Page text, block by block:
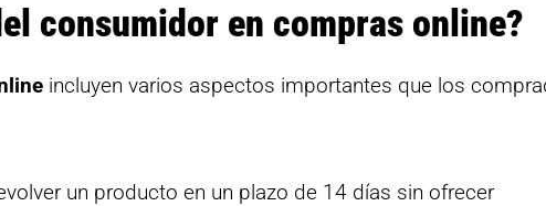
consumidor en compras online?
incluyen varios aspectos importantes que los
un producto en un plazo de 14 días sin ofrecer